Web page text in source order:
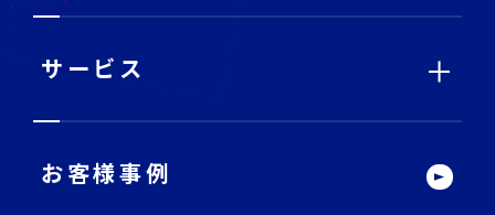
サービス
サービストップ
お客様事例